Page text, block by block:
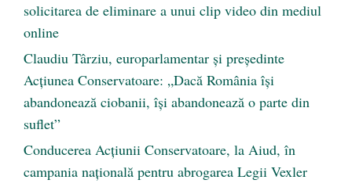
solicitarea de eliminare a unui clip video din mediul
online
Claudiu Târziu, europarlamentar și președinte
Acțiunea Conservatoare: „Dacă România își
abandonează ciobanii, își abandonează o parte din
suflet”
Conducerea Acțiunii Conservatoare, la Aiud, în
campania națională pentru abrogarea Legii Vexler